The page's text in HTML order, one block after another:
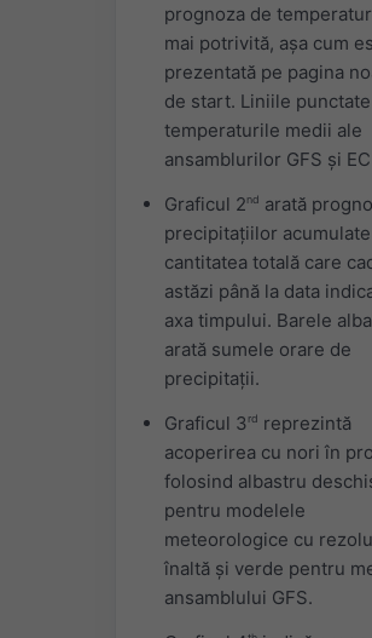
prognoza de
mai potrivită, așa cum
prezentată pe pagina
de start. Liniile
temperaturile medii ale
ansamblurilor GFS și
Graficul 2nd arată
precipitațiilor
cantitatea totală care
astăzi până la data
axa timpului. Barele
arată sumele orare de
precipitații.
Graficul 3rd reprezintă
acoperirea cu nori în
folosind albastru
pentru modelele
meteorologice cu
înaltă și verde pentru
ansamblului GFS.